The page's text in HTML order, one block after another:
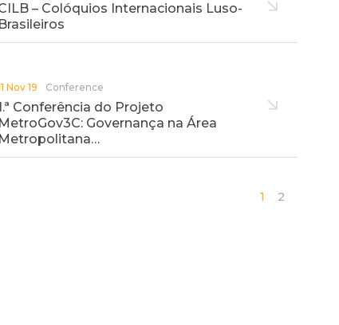
– Colóquios Internacionais Luso-
Brasileiros
Nov 19 Conference
Conferência do Projeto
MetroGov3C: Governança na Área
Metropolitana…
1 2